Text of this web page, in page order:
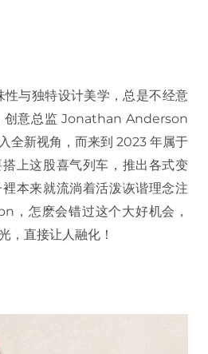
与独特设计美学，总是不经意
创意总监 Jonathan Anderson
全新视角，而来到 2023 年属于
上这股喜气列车，推出各式变
本来就流淌着活泼诙谐理念注
，怎麽会错过这个大好机会，
，直接让人融化！